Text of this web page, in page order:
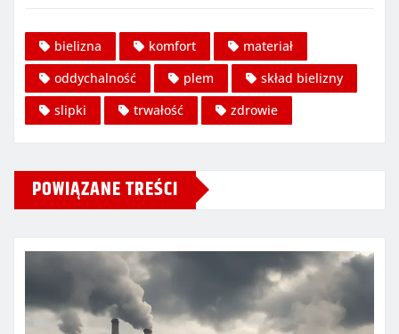
bielizna komfort
materiał
oddychalność
plem
skład bielizny
slipki
trwałość zdrowie
POWIĄZANE TREŚCI